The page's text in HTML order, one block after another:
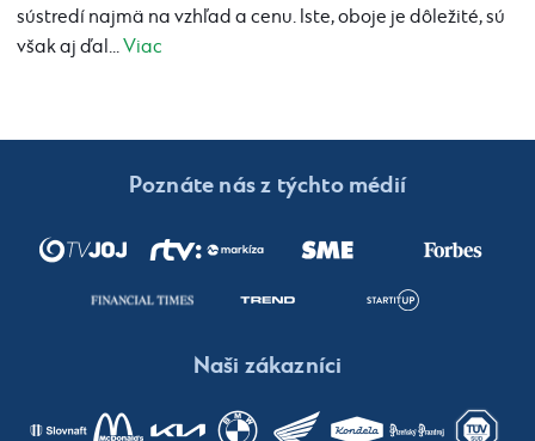
sústredí najmä na vzhľad a cenu. Iste, oboje je dôležité, sú
však aj ďal...Viac
Poznáte nás z týchto médií
Naši zákazníci